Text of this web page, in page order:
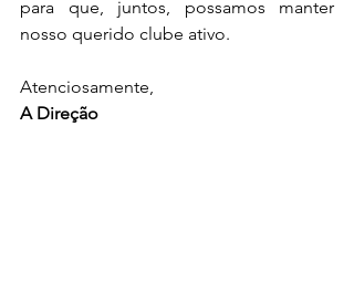
para que, juntos, possamos manter
nosso querido clube ativo.
Atenciosamente,
A Direção